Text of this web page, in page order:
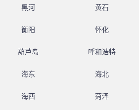
黑河 黄石
衡阳 怀化
葫芦岛 呼和浩特
海东 海北
海西 菏泽